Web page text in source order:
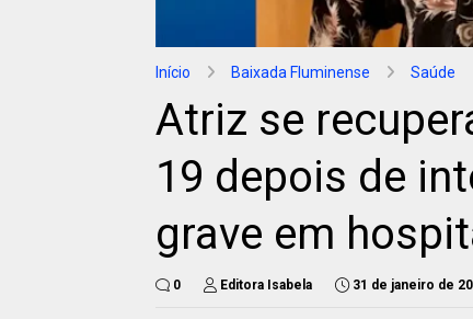
Início Baixada Fluminense Saúde
Atriz se
19 depois de
grave em
0 Editora Isabela 31 de janeiro de